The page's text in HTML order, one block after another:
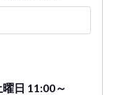
日 11:00～